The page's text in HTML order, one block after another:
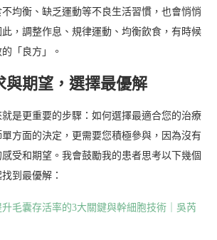
均衡、缺乏運動等不良生活習慣，也會悄悄
，調整作息、規律運動、均衡飲食，有時候
「良方」。
與期望，選擇最優解
就是更重要的步驟：如何選擇最適合您的治療
方面的決定，更需要您積極參與，因為沒有
受和期望。我會鼓勵我的患者思考以下幾個
到最優解：
升毛囊存活率的3大關鍵與幹細胞技術｜吳芮